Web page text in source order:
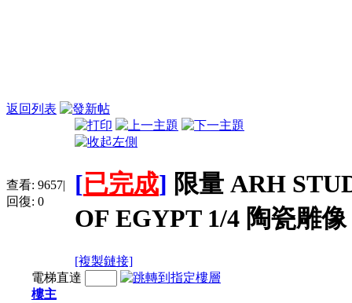
返回列表
查看: 9657|
回復: 0
[已完成] 限量 ARH
OF EGYPT 1/4 陶瓷雕像
[複製鏈接]
電梯直達
樓主